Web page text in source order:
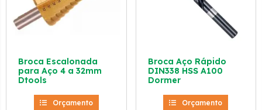
Broca Escalonada
para Aço 4 a 32mm
Dtools
Orçamento
Broca Aço Rápido
DIN338 HSS A100
Dormer
Orçamento